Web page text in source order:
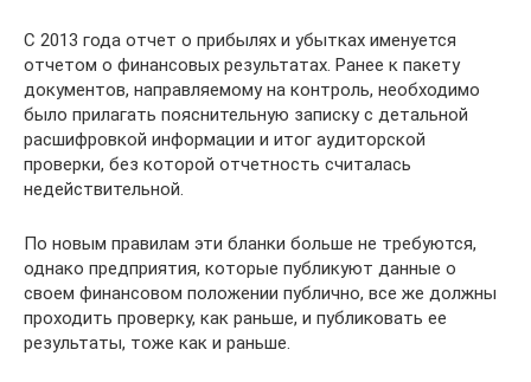
С 2013 года отчет о прибылях и убытках именуется
отчетом о финансовых результатах. Ранее к пакету
документов, направляемому на контроль, необходимо
было прилагать пояснительную записку с детальной
расшифровкой информации и итог аудиторской
проверки, без которой отчетность считалась
недействительной.
По новым правилам эти бланки больше не требуются,
однако предприятия, которые публикуют данные о
своем финансовом положении публично, все же должны
проходить проверку, как раньше, и публиковать ее
результаты, тоже как и раньше.